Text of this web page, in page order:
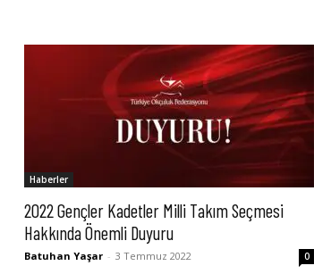
Haberler
2022 Gençler Kadetler Milli Takım Seçmesi
Hakkında Önemli Duyuru
Batuhan Yaşar - 3 Temmuz 2022 0